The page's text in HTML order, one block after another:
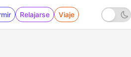
Relajarse Viaje